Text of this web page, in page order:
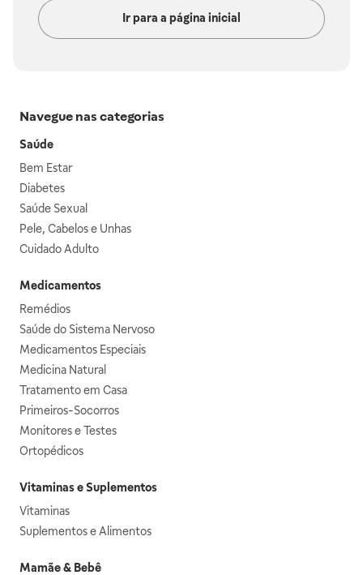
Ir para a página inicial
Navegue nas categorias
Saúde
Bem Estar
Diabetes
Saúde Sexual
Pele, Cabelos e Unhas
Cuidado Adulto
Medicamentos
Remédios
Saúde do Sistema Nervoso
Medicamentos Especiais
Medicina Natural
Tratamento em Casa
Primeiros-Socorros
Monitores e Testes
Ortopédicos
Vitaminas e Suplementos
Vitaminas
Suplementos e Alimentos
Mamãe & Bebê